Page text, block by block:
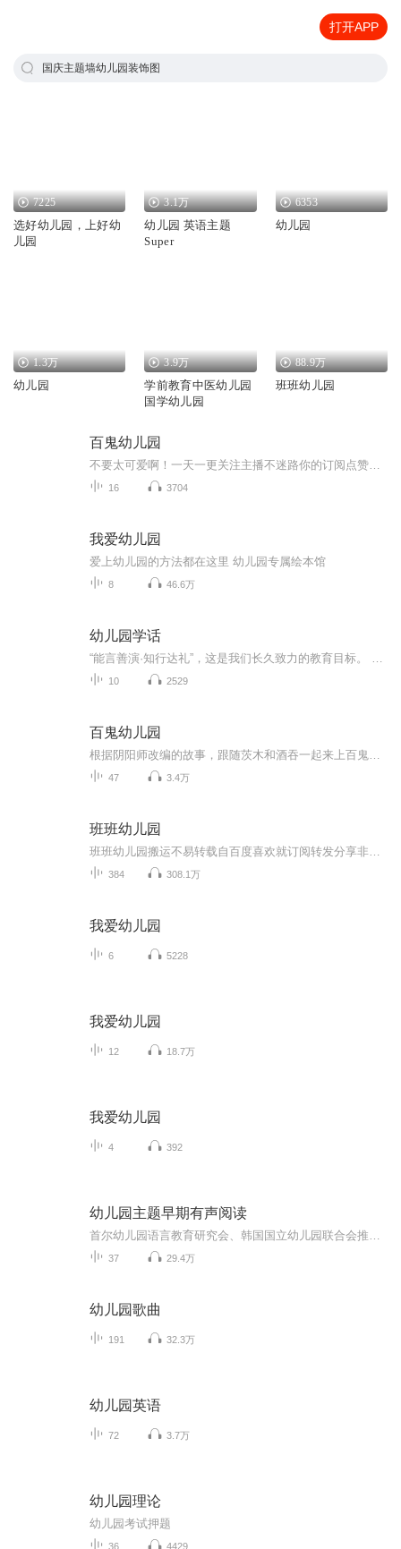
打开APP
国庆主题墙幼儿园装饰图
7225
选好幼儿园，上好幼
儿园
3.1万
幼儿园 英语主题
Super
6353
幼儿园
1.3万
幼儿园
3.9万
学前教育中医幼儿园
国学幼儿园
88.9万
班班幼儿园
百鬼幼儿园
16 3704
我爱幼儿园
爱上幼儿园的方法都在这里 幼儿园专属绘本馆
8 46.6万
幼儿园学话
10 2529
百鬼幼儿园
47 3.4万
班班幼儿园
384 308.1万
我爱幼儿园
6 5228
我爱幼儿园
12 18.7万
我爱幼儿园
4 392
幼儿园主题早期有声阅读
37 29.4万
幼儿园歌曲
191 32.3万
幼儿园英语
72 3.7万
幼儿园理论
幼儿园考试押题
36 4429